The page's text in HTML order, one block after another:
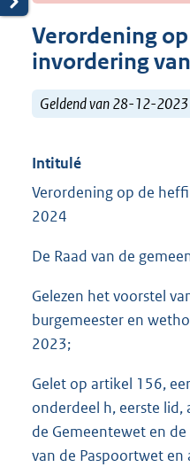
Verordening
invordering
Geldend van 28-12-
Intitulé
Verordening op de
2024
De Raad van de
Gelezen het voorstel
burgemeester en
2023;
Gelet op artikel 156,
onderdeel h, eerste
de Gemeentewet en
van de Paspoortwet en